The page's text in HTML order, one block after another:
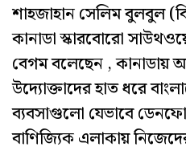
শাহজাহান সেলিম বুলবুল
কানাডা স্কারবোরো
বেগম বলেছেন , কানাডায়
উদ্যোক্তাদের হাত ধরে
ব্যবসাগুলো যেভাবে
বাণিজ্যিক এলাকায়